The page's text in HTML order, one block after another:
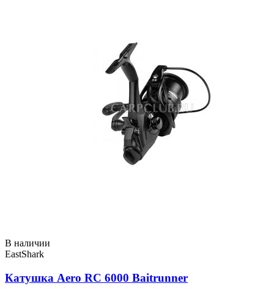
В наличии
EastShark
Катушка Aero RC 6000 Baitrunner